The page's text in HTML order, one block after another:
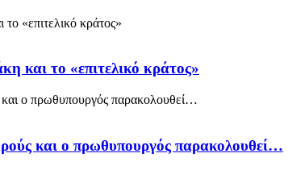
και το «επιτελικό κράτος»
και ο πρωθυπουργός παρακολουθεί…